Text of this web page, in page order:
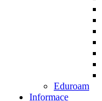
Eduroam
Informace